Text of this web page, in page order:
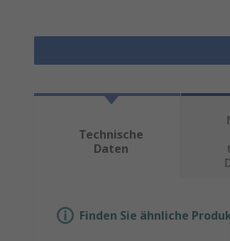
Technische
Daten
Finden Sie ähnliche